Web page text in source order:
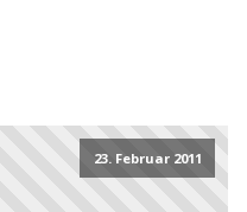
23. Februar 2011